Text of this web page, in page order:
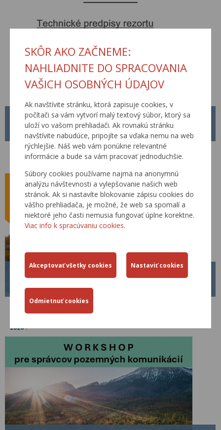
SKÔR AKO ZAČNEME:
NAHLIADNITE DO SPRACOVANIA
VAŠICH OSOBNÝCH ÚDAJOV
Ak navštívite stránku, ktorá zapisuje cookies, v
počítači sa vám vytvorí malý textový súbor, ktorý sa
uloží vo vašom prehliadači. Ak rovnakú stránku
navštívite nabudúce, pripojíte sa vďaka nemu na web
rýchlejšie. Náš web vám ponúkne relevantné
informácie a bude sa vám pracovať jednoduchšie.
Súbory cookies používame najmä na anonymnú
analýzu návštevnosti a vylepšovanie našich web
stránok. Ak si nastavíte blokovanie zápisu cookies do
vášho prehliadača, je možné, že web sa spomalí a
niektoré jeho časti nemusia fungovať úplne korektne.
Viac info k spracúvaniu cookies.
METODICKÝ POKYN MP Č. 1/2026
01.04.2026
Od 01.04.2026 je platný nový Metodický pokyn MP č. 1/2026 pre
tvorbu, schvaľovanie a zverejňovanie Technických predpisov rezortu
BECEP 2026
26.03.2026
V dňoch09.09.2026 – 11.09.2026
uskutoční pod záštitou ministra dopravy 19. ročník konferencie s
2026“.